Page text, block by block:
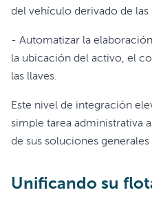
del vehículo derivado de las
- Automatizar la
la ubicación del activo, el
las llaves.
Este nivel de integración
simple tarea administrativa
de sus soluciones
Unificando su